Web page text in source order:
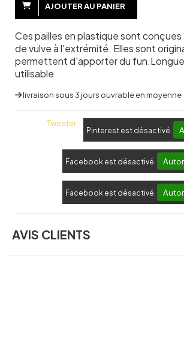
AJOUTER AU PANIER
Ces pailles en plastique sont
de vulve à l'extrémité. Elles sont
permettent d'apporter du
utilisable
livraison sous 3 jours ouvrable en moyenne
Tweeter
Pinterest est désactivé.
Facebook est désactivé.
Facebook est désactivé.
AVIS CLIENTS